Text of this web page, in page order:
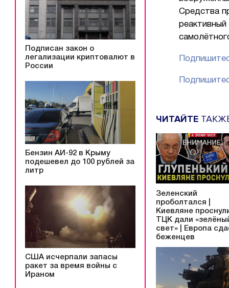
Подписан закон о
легализации криптовалют в
России
Бензин АИ-92 в Крыму
подешевел до 100 рублей за
литр
США исчерпали запасы
ракет за время войны с
Ираном
Средства
реактивный
ЧИТАЙТЕ
Зеленский
проболтался |
Киевляне
ТЦК дали
свет» | Европа
беженцев